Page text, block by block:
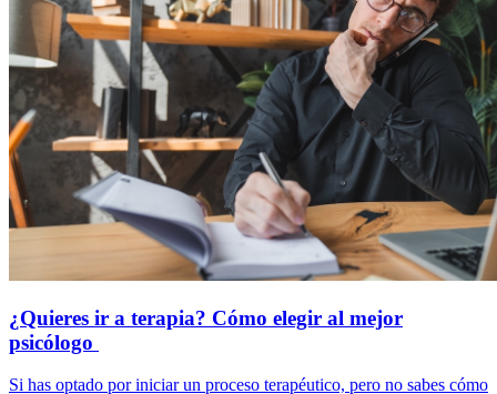
¿Quieres ir a terapia? Cómo elegir al mejor
psicólogo
Si has optado por iniciar un proceso terapéutico, pero no sabes cómo